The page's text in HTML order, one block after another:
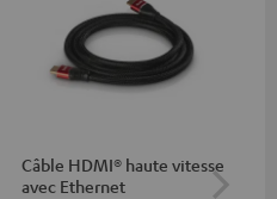
Câble HDMI® haute vitesse
avec Ethernet